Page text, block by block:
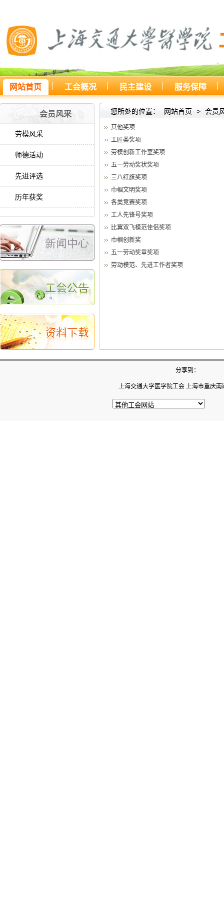
上海交通大学医学院工会 上海市重庆
分享到：
网站首页 工会概况 民主建设 服务保障
会员风采
劳模风采
师德活动
先进评选
历年获奖
其他奖项
工匠类奖项
劳模创新工作室奖项
五一劳动奖状奖项
三八红旗奖项
巾帼文明奖项
各类竞赛奖项
工人先锋号奖项
比翼双飞模范佳侣奖项
巾帼创新奖
五一劳动奖章奖项
劳动模范、先进工作者奖项
您所处的位置： 网站首页 > 会员